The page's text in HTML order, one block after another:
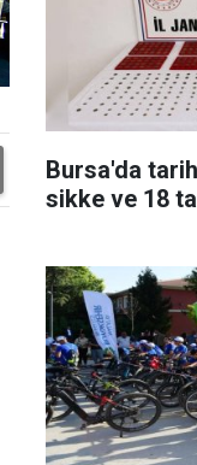
Bursa'da
sikke ve 18